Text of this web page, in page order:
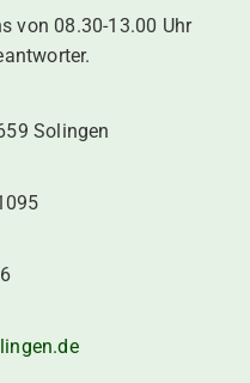
von 08.30-13.00 Uhr
Solingen
Opens